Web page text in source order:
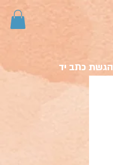
הגשת כתב יד